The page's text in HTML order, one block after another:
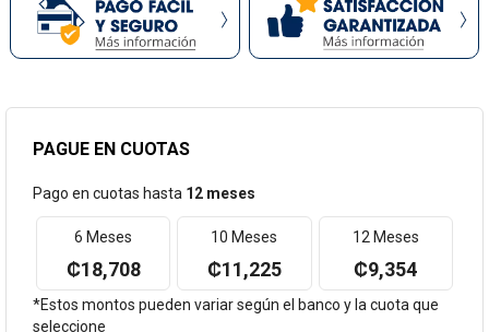
Marca Excel
Marca Excel
PAGUE EN CUOTAS
Pago en cuotas hasta 12 meses
6 Meses
₡18,708
10 Meses
₡11,225
12 Meses
₡9,354
*Estos montos pueden variar según el banco y la cuota que
seleccione